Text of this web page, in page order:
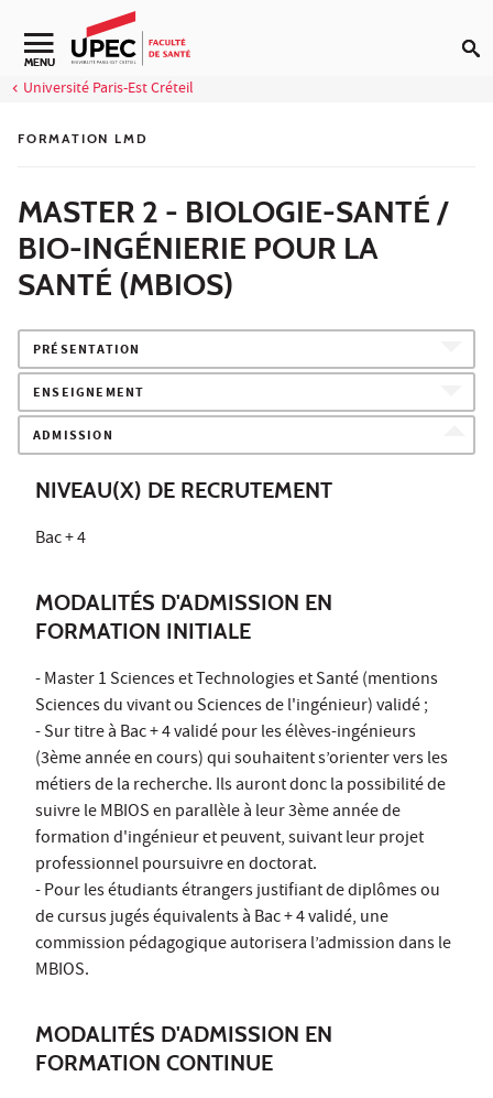
Aller au contenu
Navigation secondaire
MENU
Université Paris-Est Créteil
FORMATION LMD
MASTER 2 - BIOLOGIE-SANTÉ /
BIO-INGÉNIERIE POUR LA
SANTÉ (MBIOS)
PRÉSENTATION
ENSEIGNEMENT
ADMISSION
NIVEAU(X) DE RECRUTEMENT
Bac + 4
MODALITÉS D'ADMISSION EN
FORMATION INITIALE
- Master 1 Sciences et Technologies et Santé (mentions
Sciences du vivant ou Sciences de l'ingénieur) validé ;
- Sur titre à Bac + 4 validé pour les élèves-ingénieurs
(3ème année en cours) qui souhaitent s’orienter vers les
métiers de la recherche. Ils auront donc la possibilité de
suivre le MBIOS en parallèle à leur 3ème année de
formation d'ingénieur et peuvent, suivant leur projet
professionnel poursuivre en doctorat.
- Pour les étudiants étrangers justifiant de diplômes ou
de cursus jugés équivalents à Bac + 4 validé, une
commission pédagogique autorisera l’admission dans le
MBIOS.
MODALITÉS D'ADMISSION EN
FORMATION CONTINUE